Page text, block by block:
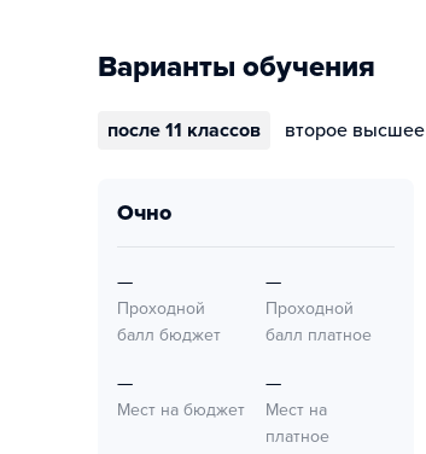
Варианты обучения
после 11 классов второе высшее
очно
—
Проходной
балл бюджет
—
Проходной
балл платное
—
Мест на бюджет
—
Мест на
платное